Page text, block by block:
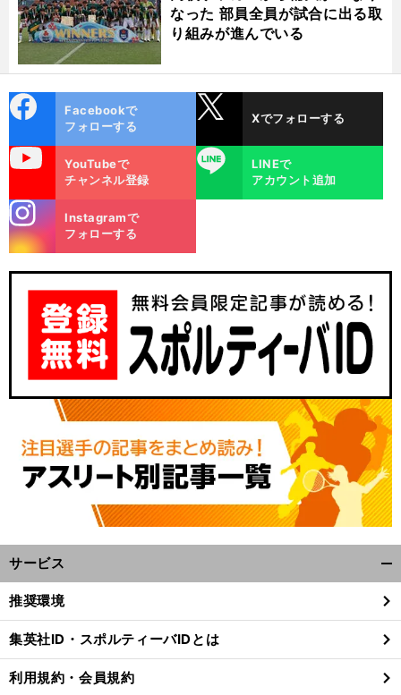
なった 部員全員が試合に出る取
り組みが進んでいる
ok
Facebookで
フォローする
Xでフォローする
YouTubeで
チャンネル登録
LINE
LINEで
アカウント追加
m
Instagramで
フォローする
サービス
閉
る
推奨環境
集英社ID・スポルティーバIDとは
利用規約・会員規約